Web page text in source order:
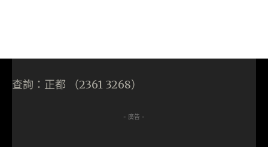
查詢：正都 （2361 3268）
- 廣告 -